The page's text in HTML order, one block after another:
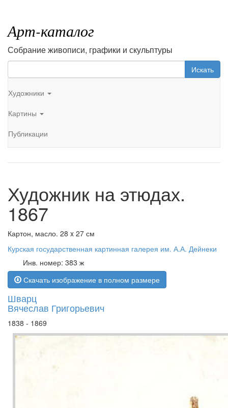
Арт-каталог
Собрание живописи, графики и скульптуры
Искать
Художники
Картины
Публикации
Художник на этюдах.
1867
Картон, масло. 28 x 27 см
Курская государственная картинная галерея им. А.А. Дейнеки
Инв. номер: 383 ж
Скачать изображение в полном размере
Шварц
Вячеслав Григорьевич
1838 - 1869